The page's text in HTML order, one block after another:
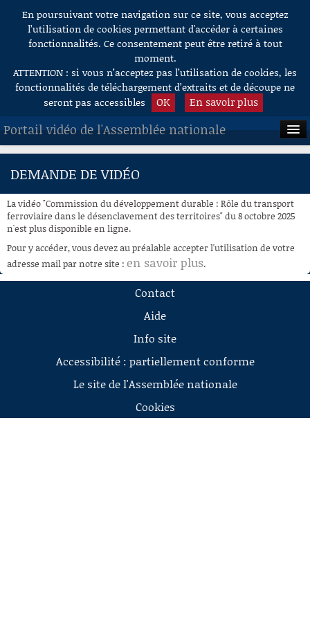
Aller au contenu
En poursuivant votre navigation sur ce site, vous acceptez
l’utilisation de cookies permettant d'accéder à certaines
fonctionnalités. Ce consentement peut être retiré à tout
moment.
ATTENTION : si vous n’acceptez pas l’utilisation de cookies, les
fonctionnalités de téléchargement d’extraits et de découpe ne
seront pas accessibles
OK En savoir plus
Portail vidéo de l'Assemblée nationale
ACCUEIL
À LA DEMANDE
RECHERCHE
AIDE À LA DÉCOUPE
DE VIDÉOS
DEMANDE DE VIDÉO
La vidéo "Commission du développement durable : Rôle du transport
ferroviaire dans le désenclavement des territoires" du 8 octobre 2025
n'est plus disponible en ligne.
Pour y accéder, vous devez au préalable accepter l'utilisation de votre
adresse mail par notre site : en savoir plus.
Contact
Aide
Info site
Accessibilité : partiellement conforme
Le site de l'Assemblée nationale
Cookies